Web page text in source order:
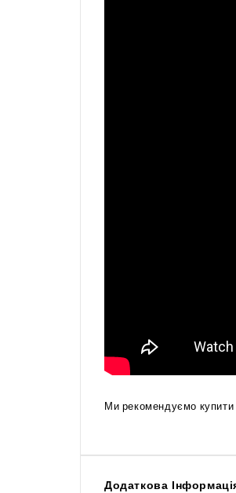
Ми рекомендуємо купити
Додаткова